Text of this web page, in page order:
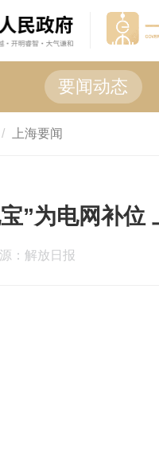
要闻动态
上海要闻
”为电网补位
：解放日报